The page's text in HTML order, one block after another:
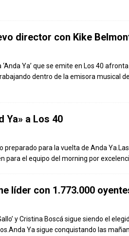
director con Kike
Ya’ que se emite en Los 40
dentro de la emisora musical
Ya» a Los 40
preparado para la vuelta de Anda
para el equipo del morning por
líder con 1.773.000
y Cristina Boscá sigue siendo el
Ya sigue conquistando las